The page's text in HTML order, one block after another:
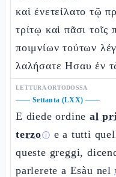
καὶ ἐνετείλατο τῷ
τρίτῳ καὶ πᾶσι
ποιμνίων τούτων
λαλήσατε Ησαυ ἐν
LETTURA ORTODOSSA
—— Settanta (LXX) ——
E diede ordine al
terzoⓘ e a tutti
queste greggi,
parlerete a Esàu nel